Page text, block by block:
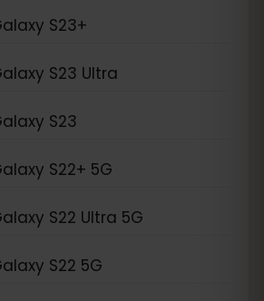
S23+
S23 Ultra
S23
S22+ 5G
S22 Ultra 5G
S22 5G